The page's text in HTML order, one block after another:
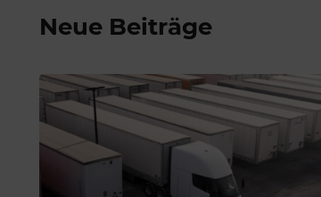
Neue Beiträge